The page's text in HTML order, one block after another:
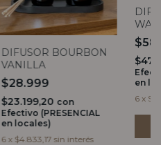
DIFUSOR BOURBON
VANILLA
$28.999
$23.199,20 con
Efectivo (PRESENCIAL
en locales)
6 x $4.833,17 sin interés
en
6 x